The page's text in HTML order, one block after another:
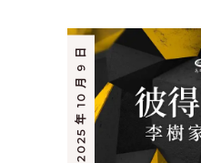
2025 年 10 月 9 日